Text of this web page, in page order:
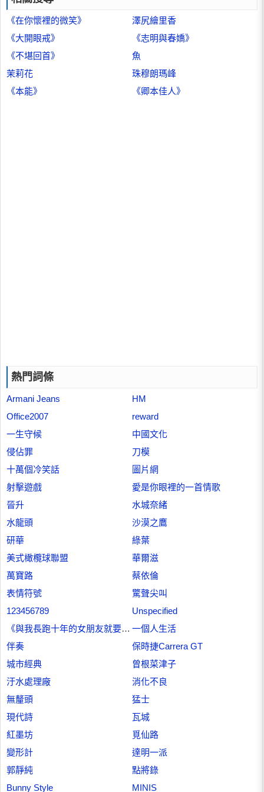
《在你懷裡的微笑》
澤尻繪里香
《大開眼戒》
《志明與春嬌》
《不堪回首》
魚
茉莉花
珠穆朗瑪峰
《本能》
《卿本佳人》
熱門詞條
Armani Jeans
HM
Office2007
reward
一生守候
中國文化
侵佔罪
刀模
十萬個冷笑話
圖片網
射擊遊戲
愛是你眼裡的一首情歌
晉升
水城奈緒
水龍頭
沙漠之鷹
研華
綠葉
美式橄欖球聯盟
華爾滋
萬寶路
蔡依倫
表情符號
驚聲尖叫
123456789
Unspecified
《與我長跑十年的女朋友就要嫁人了》 一個人生活
伴奏
保時捷Carrera GT
城市經典
曾根菜津子
汙水處理廠
消化不良
無釐頭
猛士
現代詩
瓦城
紅墨坊
覓仙路
變形計
達明一派
郭靜純
點將錄
Bunny Style
MINIS